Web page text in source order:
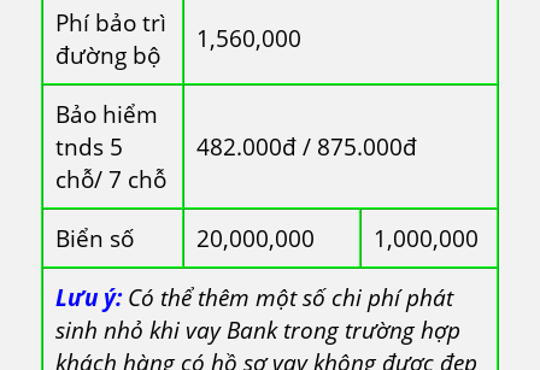
Phí bảo trì
đường bộ
1,560,000
Bảo hiểm
tnds 5
chỗ/ 7 chỗ
482.000đ / 875.000đ
Biển số 20,000,000
1,000,000
Lưu ý:Có thể thêm một số chi phí phát
sinh nhỏ khi vay Bank trong trường hợp
khách hàng có hồ sơ vay không được đẹp